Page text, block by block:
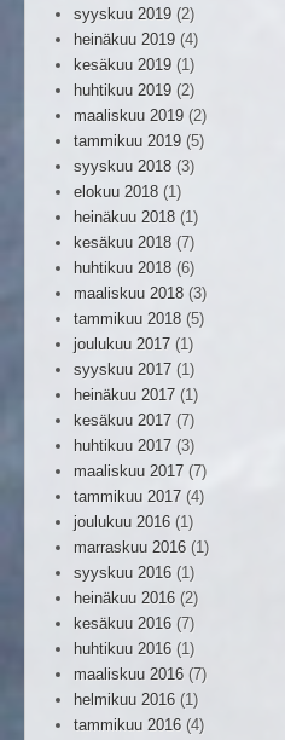
syyskuu 2019 (2)
heinäkuu 2019 (4)
kesäkuu 2019 (1)
huhtikuu 2019 (2)
maaliskuu 2019 (2)
tammikuu 2019 (5)
syyskuu 2018 (3)
elokuu 2018 (1)
heinäkuu 2018 (1)
kesäkuu 2018 (7)
huhtikuu 2018 (6)
maaliskuu 2018 (3)
tammikuu 2018 (5)
joulukuu 2017 (1)
syyskuu 2017 (1)
heinäkuu 2017 (1)
kesäkuu 2017 (7)
huhtikuu 2017 (3)
maaliskuu 2017 (7)
tammikuu 2017 (4)
joulukuu 2016 (1)
marraskuu 2016 (1)
syyskuu 2016 (1)
heinäkuu 2016 (2)
kesäkuu 2016 (7)
huhtikuu 2016 (1)
maaliskuu 2016 (7)
helmikuu 2016 (1)
tammikuu 2016 (4)